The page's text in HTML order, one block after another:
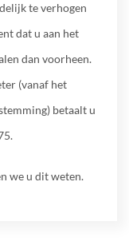
te verhogen
dat u aan het
dan voorheen.
(vanaf het
betaalt u
we u dit weten.